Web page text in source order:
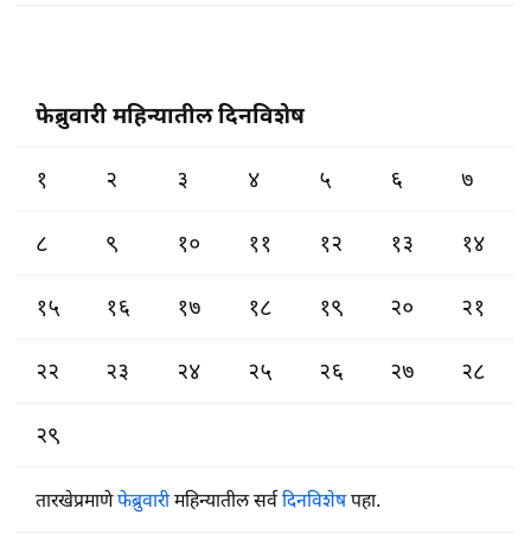
फेब्रुवारी महिन्यातील दिनविशेष
१ २ ३ ४ ५ ६ ७
८ ९ १० ११ १२ १३ १४
१५ १६ १७ १८ १९ २० २१
२२ २३ २४ २५ २६ २७ २८
२९
तारखेप्रमाणेफेब्रुवारीमहिन्यातील सर्वदिनविशेषपहा.